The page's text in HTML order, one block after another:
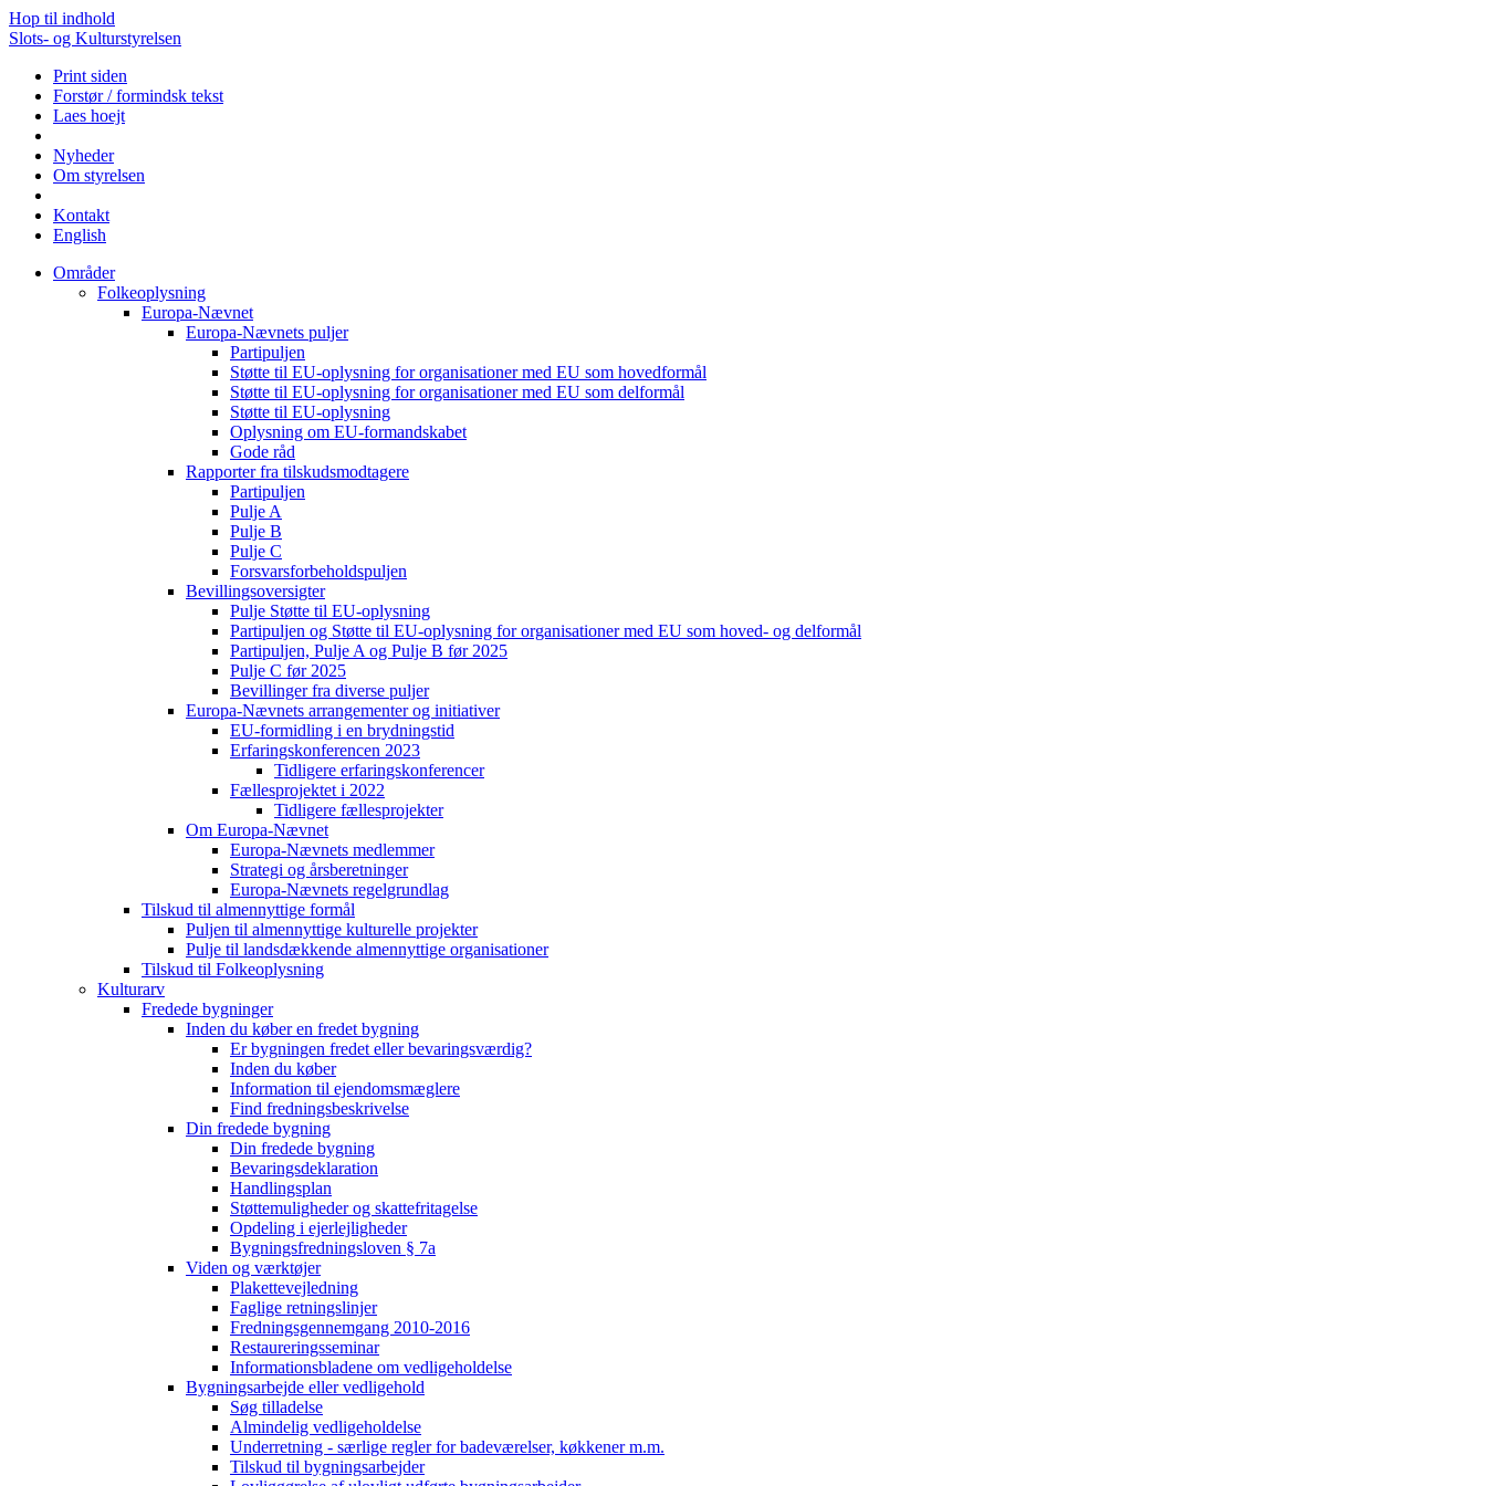
Hop til indhold
Slots- og Kulturstyrelsen
Print siden
Forstør / formindsk tekst
Laes hoejt
Nyheder
Om styrelsen
Kontakt
English
Områder
Folkeoplysning
Europa-Nævnet
Europa-Nævnets puljer
Partipuljen
Støtte til EU-oplysning for organisationer med EU som hovedformål
Støtte til EU-oplysning for organisationer med EU som delformål
Støtte til EU-oplysning
Oplysning om EU-formandskabet
Gode råd
Rapporter fra tilskudsmodtagere
Partipuljen
Pulje A
Pulje B
Pulje C
Forsvarsforbeholdspuljen
Bevillingsoversigter
Pulje Støtte til EU-oplysning
Partipuljen og Støtte til EU-oplysning for organisationer med EU som hoved- og delformål
Partipuljen, Pulje A og Pulje B før 2025
Pulje C før 2025
Bevillinger fra diverse puljer
Europa-Nævnets arrangementer og initiativer
EU-formidling i en brydningstid
Erfaringskonferencen 2023
Tidligere erfaringskonferencer
Fællesprojektet i 2022
Tidligere fællesprojekter
Om Europa-Nævnet
Europa-Nævnets medlemmer
Strategi og årsberetninger
Europa-Nævnets regelgrundlag
Tilskud til almennyttige formål
Puljen til almennyttige kulturelle projekter
Pulje til landsdækkende almennyttige organisationer
Tilskud til Folkeoplysning
Kulturarv
Fredede bygninger
Inden du køber en fredet bygning
Er bygningen fredet eller bevaringsværdig?
Inden du køber
Information til ejendomsmæglere
Find fredningsbeskrivelse
Din fredede bygning
Din fredede bygning
Bevaringsdeklaration
Handlingsplan
Støttemuligheder og skattefritagelse
Opdeling i ejerlejligheder
Bygningsfredningsloven § 7a
Viden og værktøjer
Plakettevejledning
Faglige retningslinjer
Fredningsgennemgang 2010-2016
Restaureringsseminar
Informationsbladene om vedligeholdelse
Bygningsarbejde eller vedligehold
Søg tilladelse
Almindelig vedligeholdelse
Underretning - særlige regler for badeværelser, køkkener m.m.
Tilskud til bygningsarbejder